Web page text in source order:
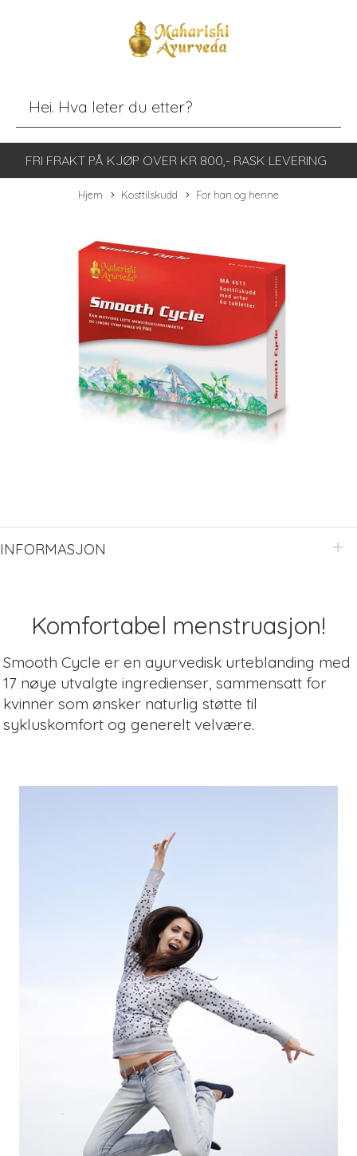
FRI FRAKT PÅ KJØP OVER KR 800,- RASK LEVERING
Hjem Kosttilskudd For han og henne
INFORMASJON
Komfortabel menstruasjon!
Smooth Cycle er en ayurvedisk urteblanding med
17 nøye utvalgte ingredienser, sammensatt for
kvinner som ønsker naturlig støtte til
sykluskomfort og generelt velvære.